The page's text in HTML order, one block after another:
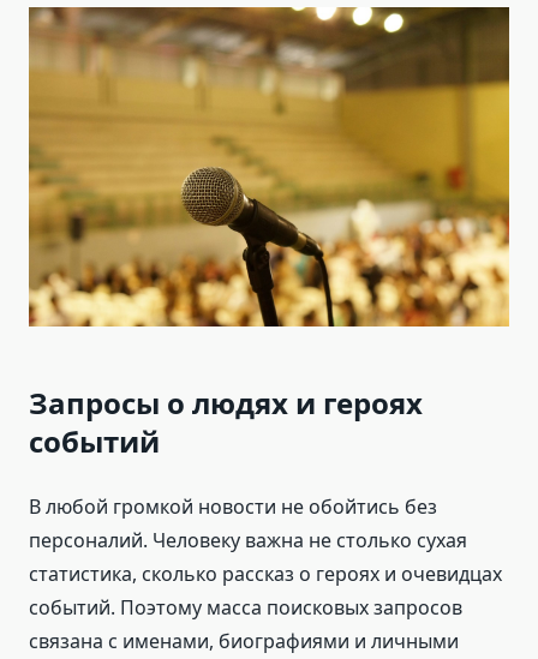
Запросы о людях и героях
событий
В любой громкой новости не обойтись без
персоналий. Человеку важна не столько сухая
статистика, сколько рассказ о героях и очевидцах
событий. Поэтому масса поисковых запросов
связана с именами, биографиями и личными